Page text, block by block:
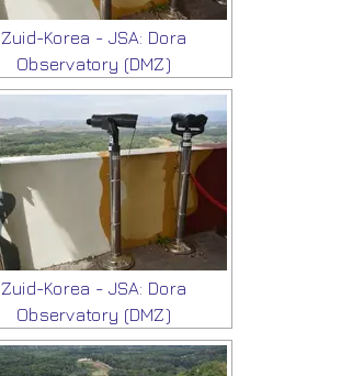
Zuid-Korea - JSA: Dora
Observatory (DMZ)
Zuid-Korea - JSA: Dora
Observatory (DMZ)